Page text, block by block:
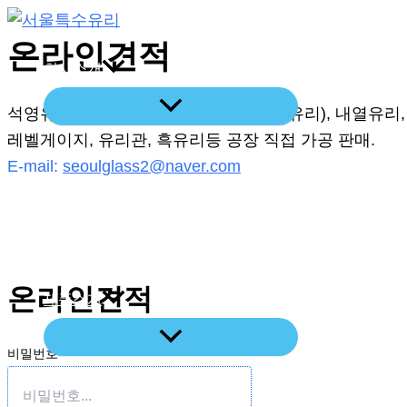
콘
텐
츠
건
너
뛰
회사소개
제품소개
온라인견적
석영유리 강화유리, 벽난로유리(세라믹유리), 내열유리,
레벨게이지, 유리관, 흑유리등 공장 직접 가공 판매.
E-mail: seoulglass2@naver.com
온라인견적
비밀번호